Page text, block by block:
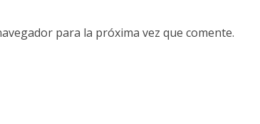
para la próxima vez que comente.